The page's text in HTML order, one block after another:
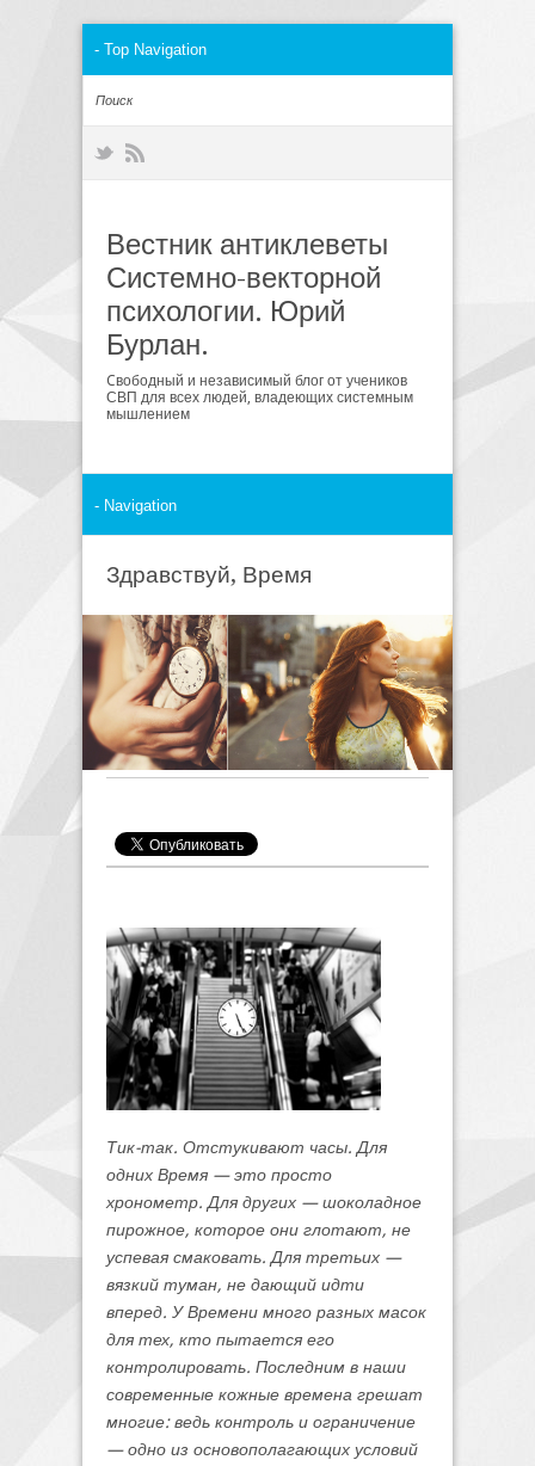
Вестник антиклеветы
Системно-векторной
психологии. Юрий
Бурлан.
Cвободный и независимый блог от учеников
СВП для всех людей, владеющих системным
мышлением
Здравствуй, Время
Тик-так. Отстукивают часы. Для
одних Время — это просто
хронометр. Для других — шоколадное
пирожное, которое они глотают, не
успевая смаковать. Для третьих —
вязкий туман, не дающий идти
вперед. У Времени много разных масок
для тех, кто пытается его
контролировать. Последним в наши
современные кожные времена грешат
многие: ведь контроль и ограничение
— одно из основополагающих условий